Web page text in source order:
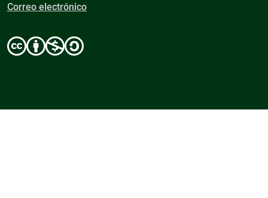
Correo electrónico